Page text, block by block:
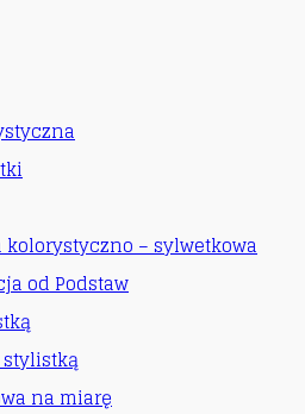
– sylwetkowa
od Podstaw
na miarę